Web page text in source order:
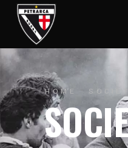
HOME